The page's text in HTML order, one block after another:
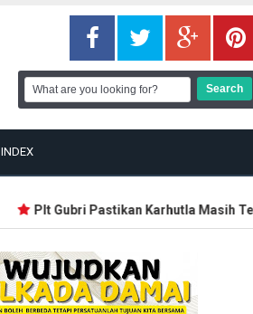
INDEX
Plt Gubri Pastikan Karhutla Masih